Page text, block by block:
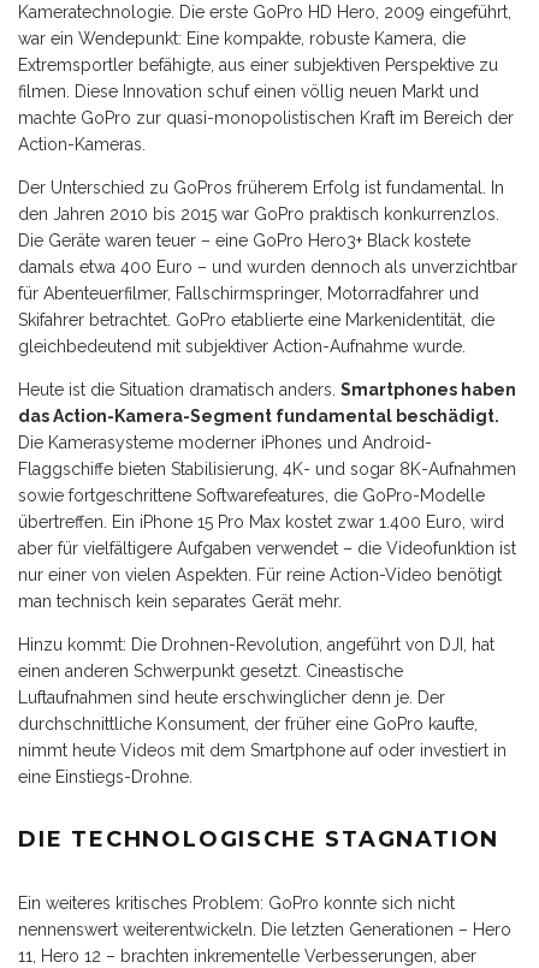
Kameratechnologie. Die erste GoPro HD Hero, 2009 eingeführt,
war ein Wendepunkt: Eine kompakte, robuste Kamera, die
Extremsportler befähigte, aus einer subjektiven Perspektive zu
filmen. Diese Innovation schuf einen völlig neuen Markt und
machte GoPro zur quasi-monopolistischen Kraft im Bereich der
Action-Kameras.
Der Unterschied zu GoPros früherem Erfolg ist fundamental. In
den Jahren 2010 bis 2015 war GoPro praktisch konkurrenzlos.
Die Geräte waren teuer – eine GoPro Hero3+ Black kostete
damals etwa 400 Euro – und wurden dennoch als unverzichtbar
für Abenteuerfilmer, Fallschirmspringer, Motorradfahrer und
Skifahrer betrachtet. GoPro etablierte eine Markenidentität, die
gleichbedeutend mit subjektiver Action-Aufnahme wurde.
Heute ist die Situation dramatisch anders. Smartphones haben
das Action-Kamera-Segment fundamental beschädigt.
Die Kamerasysteme moderner iPhones und Android-
Flaggschiffe bieten Stabilisierung, 4K- und sogar 8K-Aufnahmen
sowie fortgeschrittene Softwarefeatures, die GoPro-Modelle
übertreffen. Ein iPhone 15 Pro Max kostet zwar 1.400 Euro, wird
aber für vielfältigere Aufgaben verwendet – die Videofunktion ist
nur einer von vielen Aspekten. Für reine Action-Video benötigt
man technisch kein separates Gerät mehr.
Hinzu kommt: Die Drohnen-Revolution, angeführt von DJI, hat
einen anderen Schwerpunkt gesetzt. Cineastische
Luftaufnahmen sind heute erschwinglicher denn je. Der
durchschnittliche Konsument, der früher eine GoPro kaufte,
nimmt heute Videos mit dem Smartphone auf oder investiert in
eine Einstiegs-Drohne.
DIE TECHNOLOGISCHE STAGNATION
Ein weiteres kritisches Problem: GoPro konnte sich nicht
nennenswert weiterentwickeln. Die letzten Generationen – Hero
11, Hero 12 – brachten inkrementelle Verbesserungen, aber